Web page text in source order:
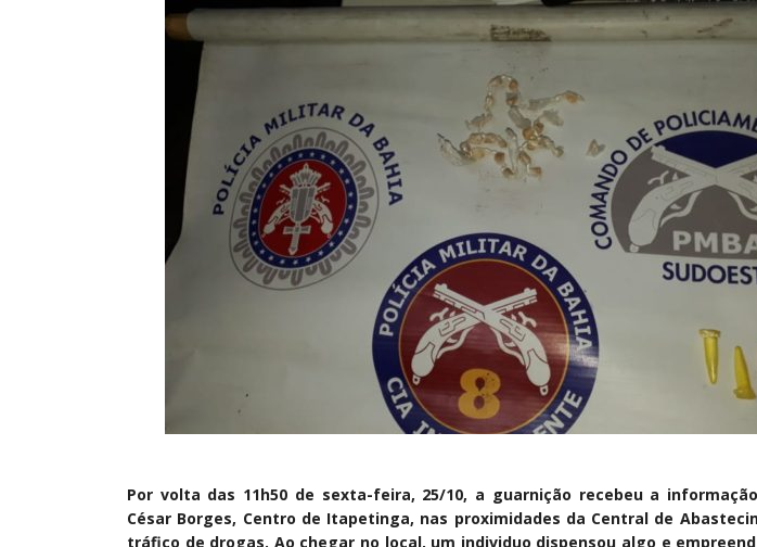
Por volta das 11h50 de sexta-feira, 25/10, a guarnição recebeu a
César Borges, Centro de Itapetinga, nas proximidades da Central de
tráfico de drogas. Ao chegar no local, um individuo dispensou algo e